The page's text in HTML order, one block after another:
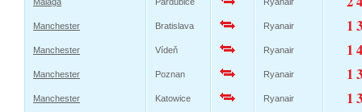
Manchester Bratislava Ryanair 1
Manchester Vídeň Ryanair 1
Manchester Poznan Ryanair 1
Manchester Katowice Ryanair 1